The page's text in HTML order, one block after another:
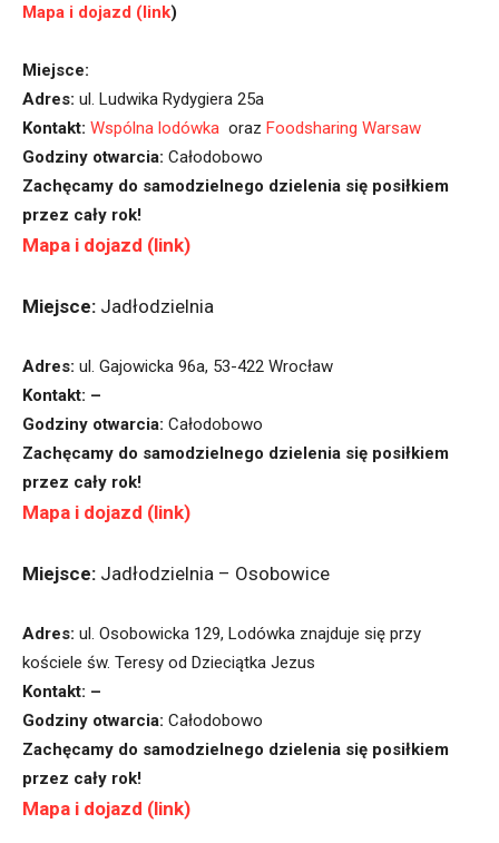
Mapa i dojazd (link)
Miejsce:
Adres: ul. Ludwika Rydygiera 25a
Kontakt: Wspólna lodówka oraz Foodsharing Warsaw
Godziny otwarcia: Całodobowo
Zachęcamy do samodzielnego dzielenia się posiłkiem
przez cały rok!
Mapa i dojazd (link)
Miejsce: Jadłodzielnia
Adres: ul. Gajowicka 96a, 53-422 Wrocław
Kontakt: –
Godziny otwarcia: Całodobowo
Zachęcamy do samodzielnego dzielenia się posiłkiem
przez cały rok!
Mapa i dojazd (link)
Miejsce: Jadłodzielnia – Osobowice
Adres: ul. Osobowicka 129, Lodówka znajduje się przy
kościele św. Teresy od Dzieciątka Jezus
Kontakt: –
Godziny otwarcia: Całodobowo
Zachęcamy do samodzielnego dzielenia się posiłkiem
przez cały rok!
Mapa i dojazd (link)